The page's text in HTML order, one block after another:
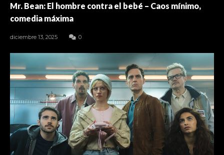
Mr. Bean: El hombre contra el bebé – Caos mínimo,
comedia máxima
diciembre 13, 2025 0